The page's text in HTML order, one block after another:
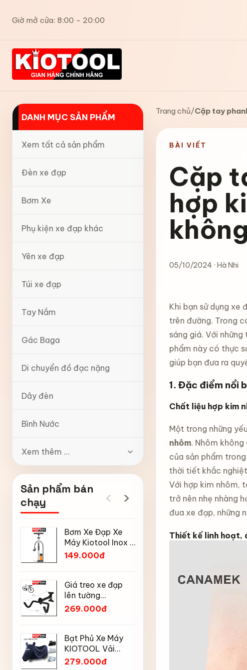
Giờ mở cửa: 8:00 - 20:00
DANH MỤC SẢN PHẨM
Xem tất cả sản phẩm
Đèn xe đạp
Bơm Xe
Phụ kiện xe đạp khác
Yên xe đạp
Túi xe đạp
Tay Nắm
Gác Baga
Di chuyển đồ đạc nặng
Dây đèn
Bình Nước
Xem thêm ...
Sản phẩm bán
chạy
‹ ›
Bơm Xe Đạp Xe
Máy Kiotool Inox –
Đầu Bơm Thông
160 PSI
149.000đ
Giá treo xe đạp
lên tường
KIOTOOL gập gọn
hiểm
269.000đ
Bạt Phủ Xe Máy
KIOTOOL Vải
Oxford Cao Cấp –
279.000đ
Ô gấp gọn tự
động Kiotool 12
chống tia UV tự
động đóng mở
Mũ bảo hiểm xe
Trang chủ/Cặp tay
BÀI VIẾT
Cặp
hợp
05/10/2024 · Hà Nhi
Khi bạn sử dụng
trên đường. Trong
sáng giá. Với
phẩm này có thực
giúp bạn đưa ra
1. Đặc điểm nổi
Chất liệu hợp kim
Một trong những
nhôm. Nhôm
của sản phẩm
thời tiết khắc
Với hợp kim nhôm,
trở nên nhẹ nhàng
đua xe đạp, những
Thiết kế linh hoạt,